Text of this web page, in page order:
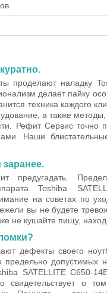
проделают наладку
делает пайку
техника каждого
а также
Рефит Сервис точно
Наши
предугадать.
Toshiba
на советах по
вы не будете
не кушайте пищу,
дефекты своего
предельно допустимых
SATELLITE C650-
свидетельствует о